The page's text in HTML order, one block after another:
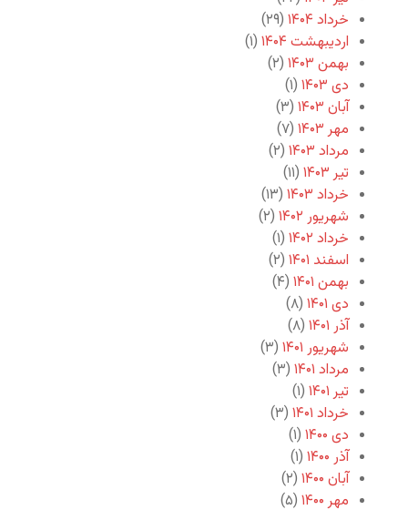
خرداد ۱۴۰۴
(۲۹)
اردیبهشت ۱۴۰۴
(۱)
بهمن ۱۴۰۳
(۲)
دی ۱۴۰۳
(۱)
آبان ۱۴۰۳
(۳)
مهر ۱۴۰۳
(۷)
مرداد ۱۴۰۳
(۲)
تیر ۱۴۰۳
(۱۱)
خرداد ۱۴۰۳
(۱۳)
شهریور ۱۴۰۲
(۲)
خرداد ۱۴۰۲
(۱)
اسفند ۱۴۰۱
(۲)
بهمن ۱۴۰۱
(۴)
دی ۱۴۰۱
(۸)
آذر ۱۴۰۱
(۸)
شهریور ۱۴۰۱
(۳)
مرداد ۱۴۰۱
(۳)
تیر ۱۴۰۱
(۱)
خرداد ۱۴۰۱
(۳)
دی ۱۴۰۰
(۱)
آذر ۱۴۰۰
(۱)
آبان ۱۴۰۰
(۲)
مهر ۱۴۰۰
(۵)